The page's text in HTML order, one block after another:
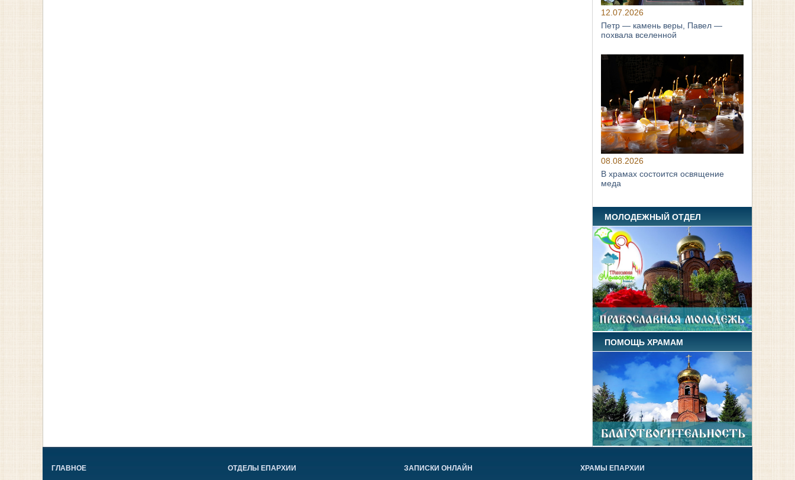
12.07.2026
Петр — камень веры, Павел —
похвала вселенной
08.08.2026
В храмах состоится освящение
меда
МОЛОДЕЖНЫЙ ОТДЕЛ
ПОМОЩЬ ХРАМАМ
ГЛАВНОЕ ОТДЕЛЫ ЕПАРХИИ ЗАПИСКИ ОНЛАЙН ХРАМЫ ЕПАРХИИ